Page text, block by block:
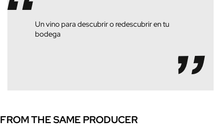
Un vino para descubrir o redescubrir en tu
bodega
FROM THE SAME PRODUCER